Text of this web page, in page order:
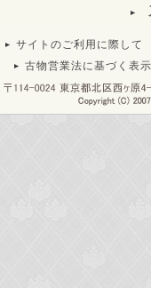
サイトのご利用に際して
古物営業法に基づく表示